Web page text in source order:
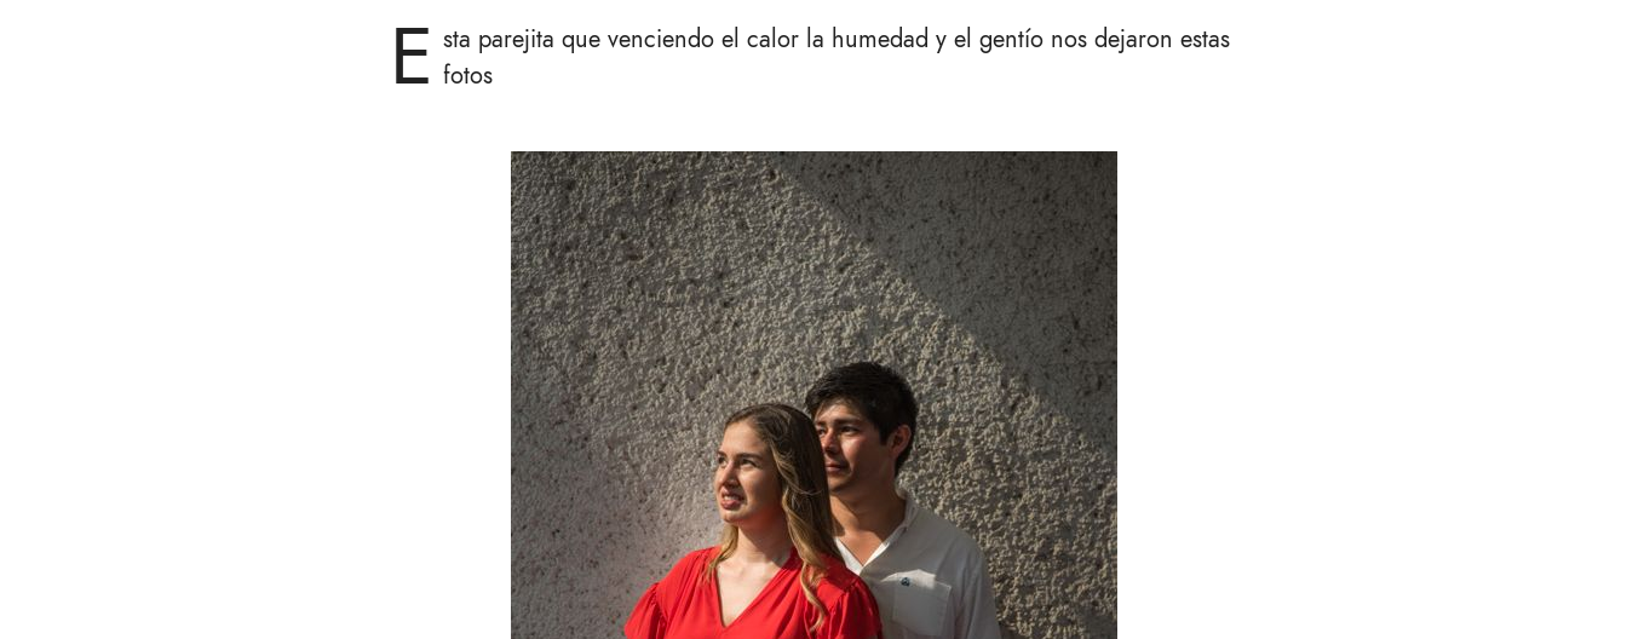
E sta parejita que venciendo el calor la humedad y el gentío nos dejaron estas
fotos